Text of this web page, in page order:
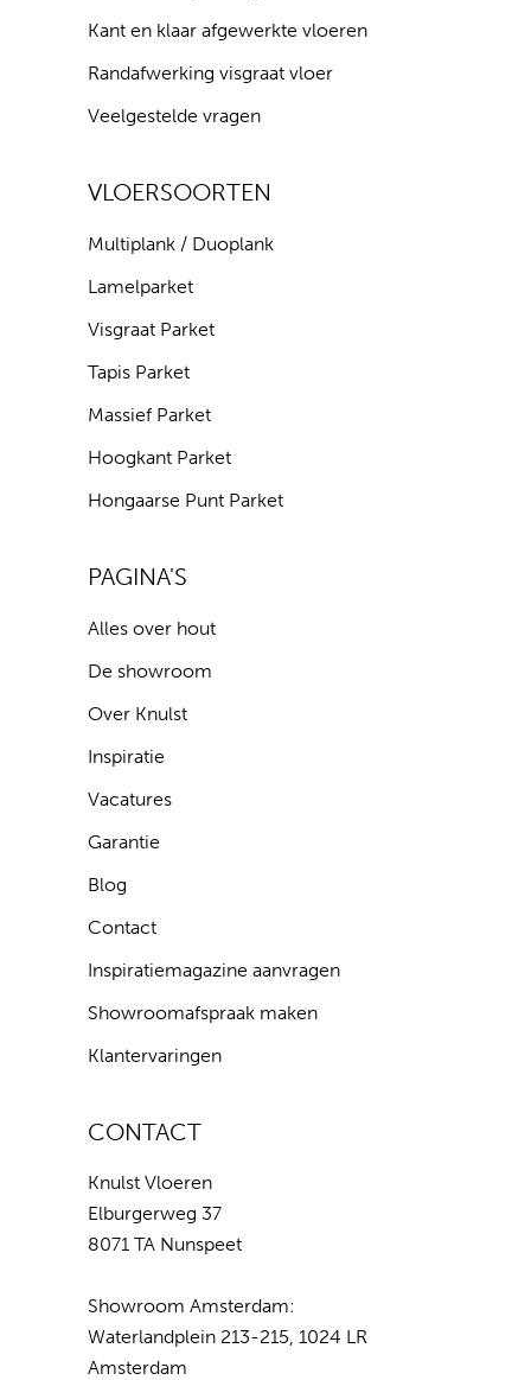
Kant en klaar afgewerkte vloeren
Randafwerking visgraat vloer
Veelgestelde vragen
VLOERSOORTEN
Multiplank / Duoplank
Lamelparket
Visgraat Parket
Tapis Parket
Massief Parket
Hoogkant Parket
Hongaarse Punt Parket
PAGINA'S
Alles over hout
De showroom
Over Knulst
Inspiratie
Vacatures
Garantie
Blog
Contact
Inspiratiemagazine aanvragen
Showroomafspraak maken
Klantervaringen
CONTACT
Knulst Vloeren
Elburgerweg 37
8071 TA Nunspeet
Showroom Amsterdam:
Waterlandplein 213-215, 1024 LR
Amsterdam